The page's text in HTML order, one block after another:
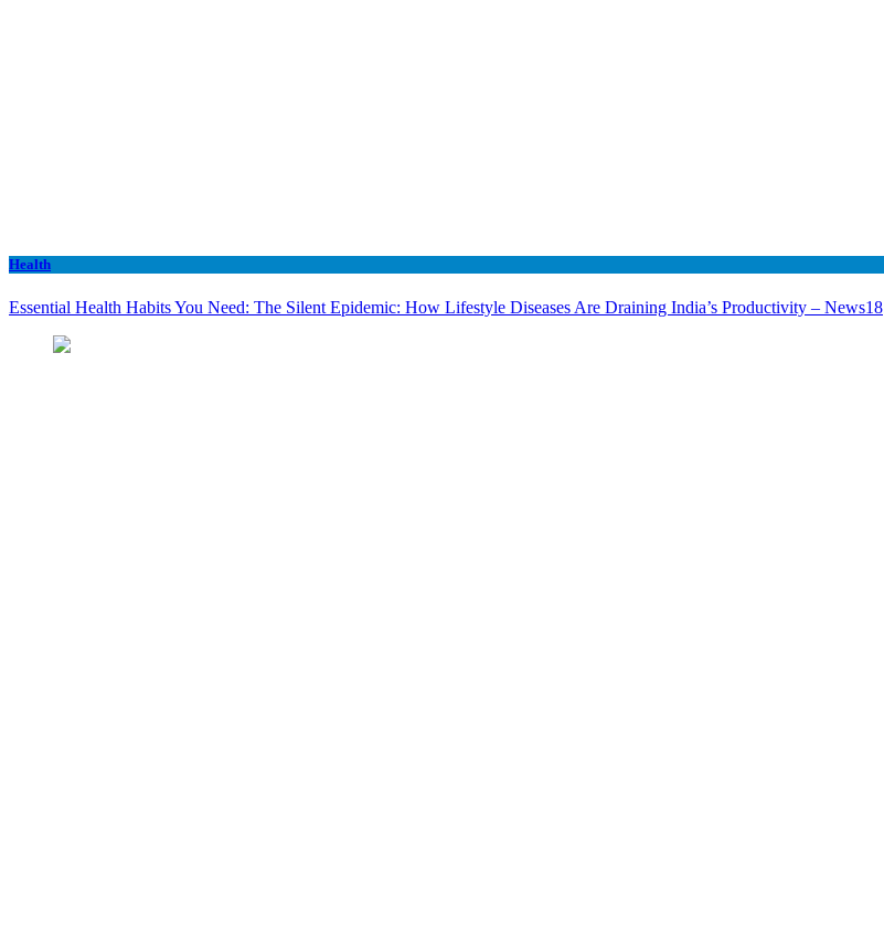
Health
Essential Health Habits You Need: The Silent Epidemic: How Lifestyle Diseases Are Draining India’s Productivity – News18